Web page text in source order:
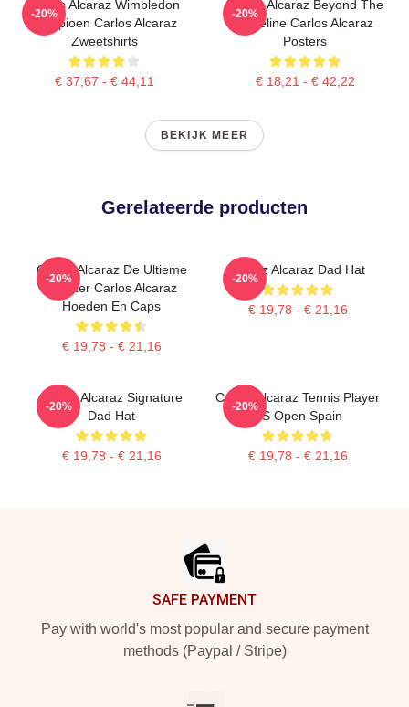
Carlos Alcaraz Wimbledon
Kampioen Carlos Alcaraz
Zweetshirts
€ 37,67 - € 44,11
-20%
Carlos Alcaraz Beyond The
Baseline Carlos Alcaraz
Posters
€ 18,21 - € 42,22
-20%
BEKIJK MEER
Gerelateerde producten
Carlos Alcaraz De Ultieme
Vechter Carlos Alcaraz
Hoeden En Caps
€ 19,78 - € 21,16
-20%
Carloz Alcaraz Dad Hat
€ 19,78 - € 21,16
-20%
Carlos Alcaraz Signature
Dad Hat
€ 19,78 - € 21,16
-20%
Carlos Alcaraz Tennis Player
US Open Spain
€ 19,78 - € 21,16
-20%
SAFE PAYMENT
Pay with world's most popular and secure payment
methods (Paypal / Stripe)